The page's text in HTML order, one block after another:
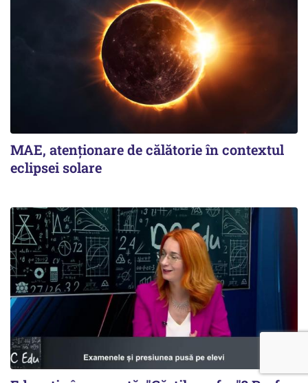
MAE, atenționare de călătorie în contextul
eclipsei solare